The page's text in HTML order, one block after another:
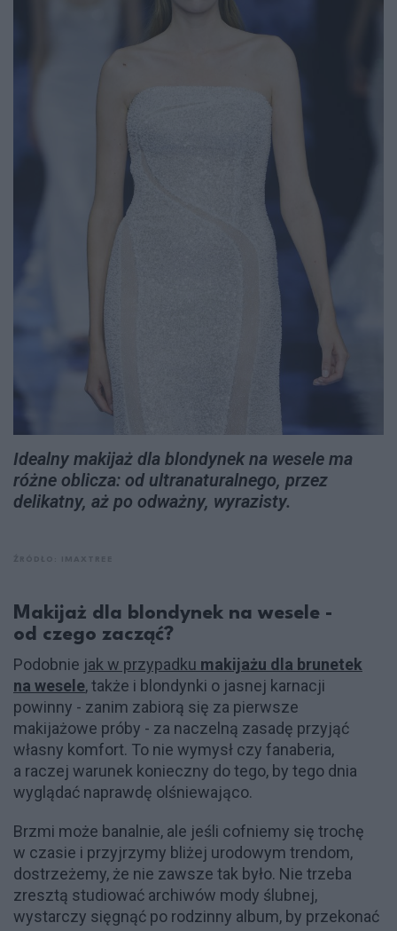
Idealny makijaż dla blondynek na wesele ma
różne oblicza: od ultranaturalnego, przez
delikatny, aż po odważny, wyrazisty.
Makijaż dla blondynek na wesele -
od czego zacząć?
Podobnie jak w przypadku makijażu dla brunetek
na wesele, także i blondynki o jasnej karnacji
powinny - zanim zabiorą się za pierwsze
makijażowe próby - za naczelną zasadę przyjąć
własny komfort. To nie wymysł czy fanaberia,
a raczej warunek konieczny do tego, by tego dnia
wyglądać naprawdę olśniewająco.
Brzmi może banalnie, ale jeśli cofniemy się trochę
w czasie i przyjrzymy bliżej urodowym trendom,
dostrzeżemy, że nie zawsze tak było. Nie trzeba
zresztą studiować archiwów mody ślubnej,
wystarczy sięgnąć po rodzinny album, by przekonać